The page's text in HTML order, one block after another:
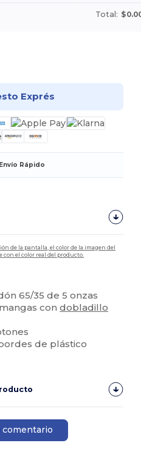
Total:
Exprés
Rápido
de la pantalla, el color de la imagen del
el color real del producto.
65/35 de 5 onzas
condobladillo
de plástico
comentario